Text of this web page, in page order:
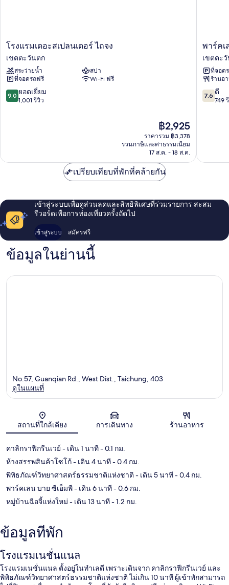
โรง
เดอะ
ส
เปล
นเด
อร์
โรงแรมเดอะสเปลนเดอร์ ไถจง
เขตตะวันตก
สระว่ายน้ำ
สปา
ที่จอดรถฟรี
Wi-Fi ฟรี
9.0
จาก
9.0 ยอดเยี่ยม
1,001 รีวิว
ราคา
ปัจจุบัน
คือ
฿2,925
฿2,925
ราคารวม ฿3,378
รวมภาษีและค่าธรรมเนียม
17 ส.ค. - 18 ส.ค.
พาร์
เลน
อินน์
เขต
ตะวัน
ตก
พาร์ค
เขตตะ
ที่จอด
ร้านอ
7.6
จาก
7.6 ดี
749
เปรียบเทียบที่พักที่คล้ายกัน
เข้าสู่ระบบเพื่อดูส่วนลดและสิทธิพิเศษที่ร่วมรายการ สะสม
รีวอร์ดเพื่อการท่องเที่ยวครั้งถัดไป
เข้าสู่ระบบ สมัครฟรี
ข้อมูลในย่านนี้
แผนที่
No.57, Guanqian Rd., West Dist., Taichung, 403
ดูในแผนที่
สถานที่ใกล้เคียง การเดินทาง ร้านอาหาร
คาลิกราฟีกรีนเวย์ - เดิน 1 นาที- 0.1 กม.
ห้างสรรพสินค้าโซโก้- เดิน 4 นาที- 0.4 กม.
พิพิธภัณฑ์วิทยาศาสตร์ธรรมชาติแห่งชาติ - เดิน 5 นาที- 0.4 กม.
พาร์คเลน บาย ซีเอ็มพี- เดิน 6 นาที- 0.6 กม.
หมู่บ้านฉือจี้แห่งใหม่ - เดิน 13 นาที- 1.2 กม.
ข้อมูลที่พัก
โรงแรมเนชั่นแนล
โรงแรมเนชั่นแนล ตั้งอยู่ในทำเลดี เพราะเดินจาก คาลิกราฟีกรีนเวย์ และ
พิพิธภัณฑ์วิทยาศาสตร์ธรรมชาติแห่งชาติ ไม่เกิน 10 นาที ผู้เข้าพักสามารถ